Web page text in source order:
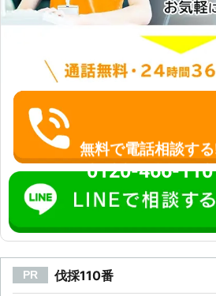
どの作業を
地域のみな
す。また、
ョンを大切
なさまと親
にお庭のお
中村は“植
いう観点か
ションを大
す。株式会
木を伐採し
無料で電話相談す
0120-466-110
PR 伐採110番